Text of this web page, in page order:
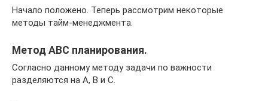
Начало положено. Теперь рассмотрим некоторые
методы тайм-менеджмента.
Метод АВС планирования.
Согласно данному методу задачи по важности
разделяются на А, В и С.